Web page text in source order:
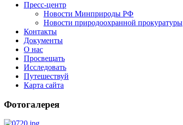
Пресс-центр
Новости Минприроды РФ
Новости природоохранной прокуратуры
Контакты
Документы
О нас
Просвещать
Исследовать
Путешествуй
Карта сайта
Фотогалерея